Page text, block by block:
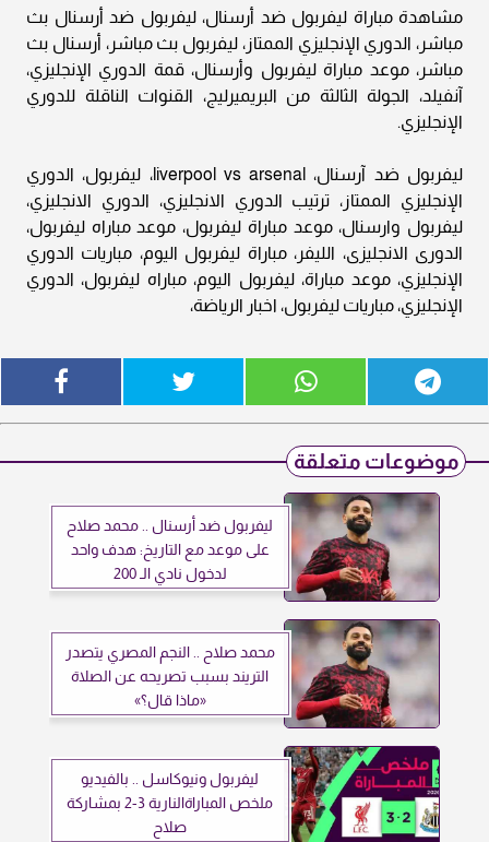
مشاهدة مباراة ليفربول ضد أرسنال، ليفربول ضد أرسنال بث
مباشر، الدوري الإنجليزي الممتاز، ليفربول بث مباشر، أرسنال بث
مباشر، موعد مباراة ليفربول وأرسنال، قمة الدوري الإنجليزي،
آنفيلد، الجولة الثالثة من البريميرليج، القنوات الناقلة للدوري
الإنجليزي.
ليفربول ضد آرسنال، liverpool vs arsenal، ليفربول، الدوري
الإنجليزي الممتاز، ترتيب الدوري الانجليزي، الدوري الانجليزي،
ليفربول وارسنال، موعد مباراة ليفربول، موعد مباراه ليفربول،
الدورى الانجليزى، الليفر، مباراة ليفربول اليوم، مباريات الدوري
الإنجليزي، موعد مباراة، ليفربول اليوم، مباراه ليفربول، الدوري
الإنجليزي، مباريات ليفربول، اخبار الرياضة،
موضوعات متعلقة
ليفربول ضد أرسنال .. محمد صلاح
على موعد مع التاريخ: هدف واحد
لدخول نادي الـ 200
محمد صلاح .. النجم المصري يتصدر
التريند بسبب تصريحه عن الصلاة
«ماذا قال؟»
ليفربول ونيوكاسل .. بالفيديو
ملخص المباراةالنارية 3-2 بمشاركة
صلاح